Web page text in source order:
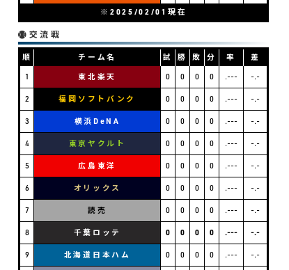
※2025/02/01現在
交流戦
順 チーム名 試 勝 敗 分 率 差
1 東北楽天 0 0 0 0 .--- -.-
2 福岡ソフトバンク 0 0 0 0 .--- -.-
3 横浜DeNA 0 0 0 0 .--- -.-
4 東京ヤクルト 0 0 0 0 .--- -.-
5 広島東洋 0 0 0 0 .--- -.-
6 オリックス 0 0 0 0 .--- -.-
7 読売 0 0 0 0 .--- -.-
8 千葉ロッテ 0 0 0 0 .--- -.-
9 北海道日本ハム 0 0 0 0 .--- -.-